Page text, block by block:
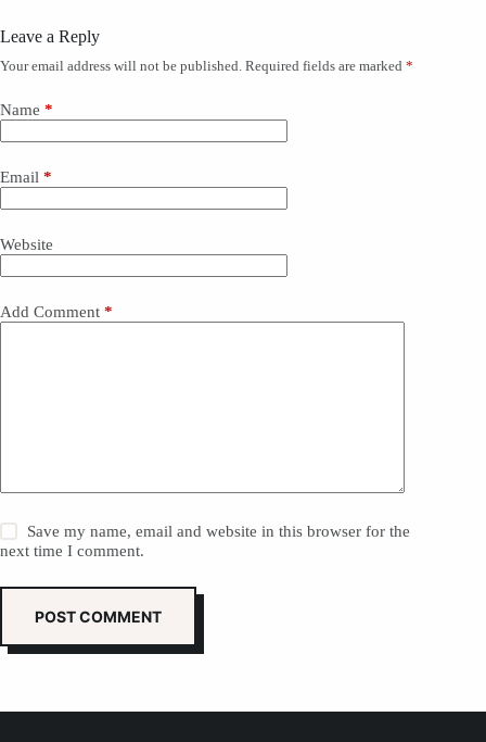
Leave a Reply
Your email address will not be published. Required fields are marked *
Name *
Email *
Website
Add Comment *
Save my name, email and website in this browser for the
next time I comment.
POST COMMENT